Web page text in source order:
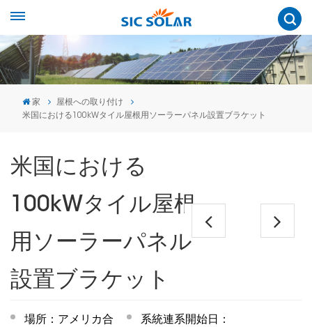
家
屋根への取り付け
米国における100kWタイル屋根用ソーラーパネル設置ブラケット
米国における
100kWタイル屋根
用ソーラーパネル
設置ブラケット
場所：アメリカ合 系統連系開始日：